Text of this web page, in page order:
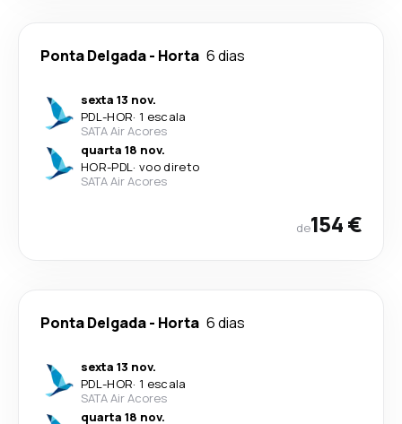
Ponta Delgada- Horta 6 dias
sexta 13 nov.
PDL-HOR· 1 escala
SATA Air Acores
quarta 18 nov.
HOR-PDL· voo direto
SATA Air Acores
de154 €
Ponta Delgada- Horta 6 dias
sexta 13 nov.
PDL-HOR· 1 escala
SATA Air Acores
quarta 18 nov.